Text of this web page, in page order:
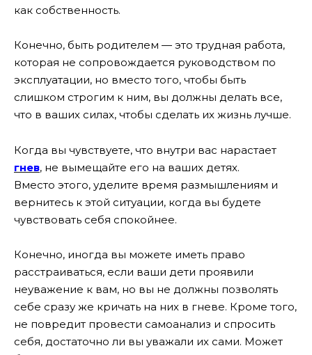
как собственность.
Конечно, быть родителем — это трудная работа,
которая не сопровождается руководством по
эксплуатации, но вместо того, чтобы быть
слишком строгим к ним, вы должны делать все,
что в ваших силах, чтобы сделать их жизнь лучше.
Когда вы чувствуете, что внутри вас нарастает
гнев, не вымещайте его на ваших детях.
Вместо этого, уделите время размышлениям и
вернитесь к этой ситуации, когда вы будете
чувствовать себя спокойнее.
Конечно, иногда вы можете иметь право
расстраиваться, если ваши дети проявили
неуважение к вам, но вы не должны позволять
себе сразу же кричать на них в гневе. Кроме того,
не повредит провести самоанализ и спросить
себя, достаточно ли вы уважали их сами. Может